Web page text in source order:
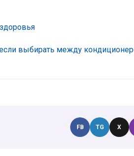
выбирать между
FB TG X